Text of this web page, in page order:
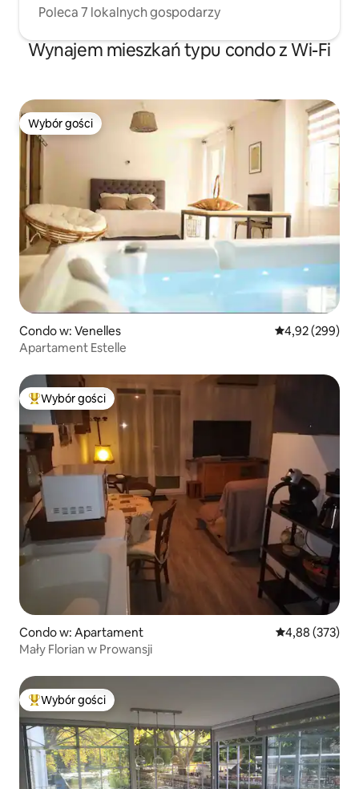
Poleca 7 lokalnych gospodarzy
Wynajem mieszkań typu condo z Wi-Fi
Wybór gości
Wybór gości
Condo w: Venelles Średnia
4,92 (299)
Apartament Estelle
Najpopularniejsze z kategorii Wybór gości
Wybór gości
Condo w: Apartament Średnia
4,88 (373)
Mały Florian w Prowansji
Najpopularniejsze z kategorii Wybór gości
Wybór gości